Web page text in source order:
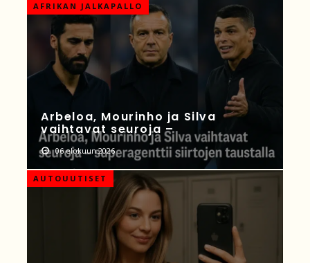
AFRIKAN JALKAPALLO
Arbeloa, Mourinho ja Silva
vaihtavat seuroja –
06 elokuun 2026
AUTOUUTISET